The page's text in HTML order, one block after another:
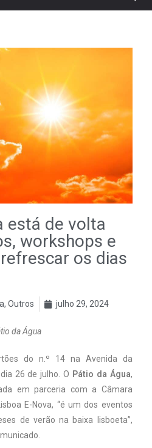
está de volta
workshops e
os dias
,Outros julho 29, 2024
da Água
do n.º 14 na Avenida da
26 de julho. O Pátio da Água,
em parceria com a Câmara
E-Nova, “é um dos eventos
de verão na baixa lisboeta”,